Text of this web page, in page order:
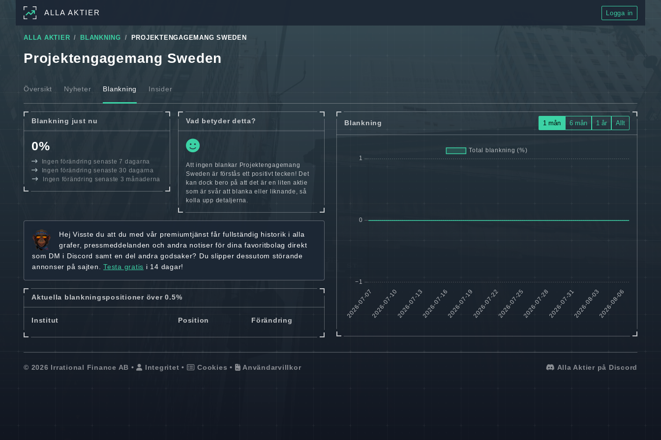
ALLA AKTIER Logga in
ALLA AKTIER BLANKNING PROJEKTENGAGEMANG SWEDEN
Projektengagemang Sweden
Översikt Nyheter Blankning Insider
Blankning just nu
0%
Ingen förändring senaste 7 dagarna
Ingen förändring senaste 30 dagarna
Ingen förändring senaste 3 månaderna
Vad betyder detta?
Att ingen blankar Projektengagemang
Sweden är förstås ett positivt tecken! Det
kan dock bero på att det är en liten aktie
som är svår att blanka eller liknande, så
kolla upp detaljerna.
Hej Visste du att du med vår premiumtjänst fårfullständig historik i alla
grafer, pressmeddelanden och andra notiser för dina favoritbolag direkt
som DM i Discord samt en del andra godsaker? Du slipper dessutom störande
annonser på sajten. Testa gratis i 14 dagar!
Aktuella blankningspositioner över 0.5%
Institut Position Förändring
Blankning 1 mån 6 mån 1 år Allt
© 2026 Irrational Finance AB • Integritet • Cookies • Användarvillkor Alla Aktier på Discord